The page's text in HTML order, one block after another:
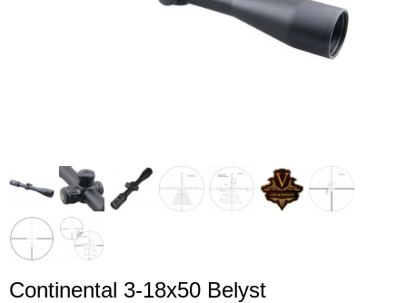
Continental 3-18x50 Belyst